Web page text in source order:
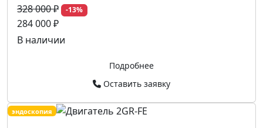
328 000 ₽ -13%
284 000 ₽
В наличии
Подробнее
Оставить заявку
эндоскопия